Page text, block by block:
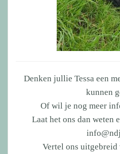
Denken jullie Tessa een
kunnen
Of wil je nog meer
Laat het ons dan weten
Vertel ons uitgebreid